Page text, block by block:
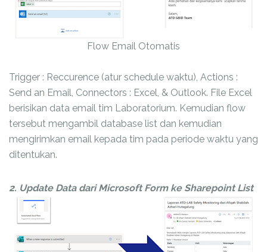
Flow Email Otomatis
Trigger : Reccurence (atur schedule waktu), Actions :
Send an Email, Connectors : Excel, & Outlook. File Excel
berisikan data email tim Laboratorium. Kemudian flow
tersebut mengambil database list dan kemudian
mengirimkan email kepada tim pada periode waktu yang
ditentukan.
2. Update Data dari Microsoft Form ke Sharepoint List